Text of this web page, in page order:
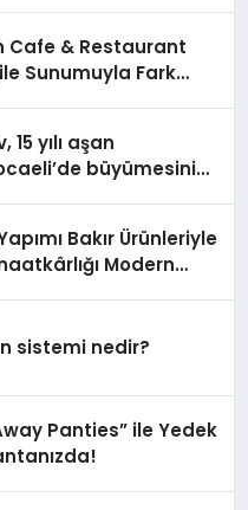
Cafe & Restaurant
Sunumuyla Fark
15 yılı aşan
büyümesini
Bakır Ürünleriyle
Modern
sistemi nedir?
Panties” ile Yedek